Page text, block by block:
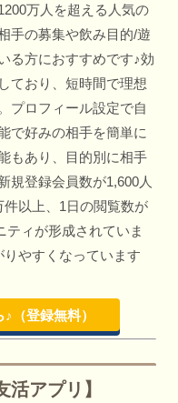
万人を超える人気の
手の募集や飲み目的/遊
る方におすすめです♪効
ており、短時間で理想
プロフィール設定で自
で好みの相手を簡単に
もあり、目的別に相手
規登録会員数が1,600人
以上、1日の閲覧数が
ティが形成されていま
やすくなっています
（登録無料）
活アプリ】